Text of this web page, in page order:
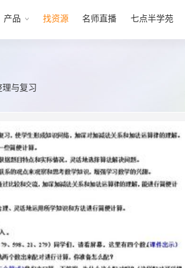
产品 找资源 名师直播 七点半学苑
理与复习